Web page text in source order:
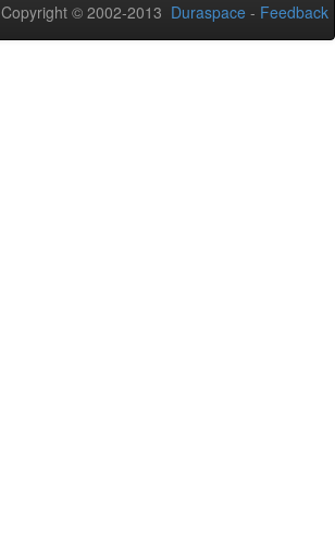
Copyright © 2002-2013 Duraspace - Feedback